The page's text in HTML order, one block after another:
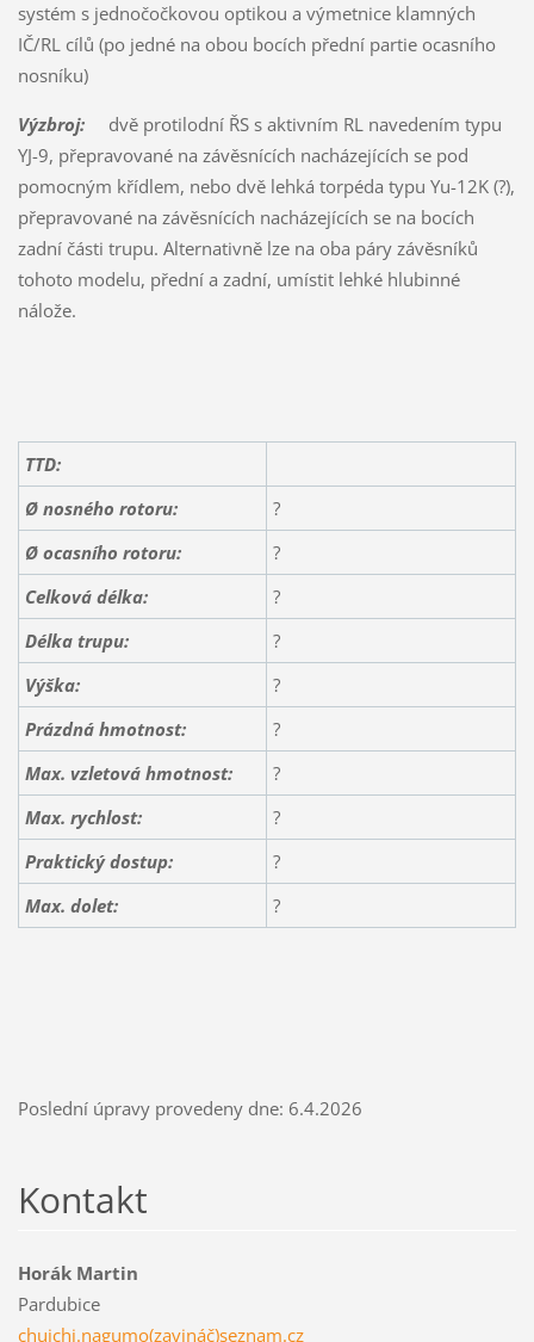
systém s jednočočkovou optikou a výmetnice klamných
IČ/RL cílů (po jedné na obou bocích přední partie ocasního
nosníku)
Výzbroj:dvě protilodní ŘS s aktivním RL navedením typu
YJ-9, přepravované na závěsnících nacházejících se pod
pomocným křídlem, nebo dvě lehká torpéda typu Yu-12K (?),
přepravované na závěsnících nacházejících se na bocích
zadní části trupu. Alternativně lze na oba páry závěsníků
tohoto modelu, přední a zadní, umístit lehké hlubinné
nálože.
TTD:
Ø nosného rotoru:
?
Ø ocasního rotoru:
?
Celková délka:
?
Délka trupu:
?
Výška:
?
Prázdná hmotnost:
?
Max. vzletová hmotnost:
?
Max. rychlost:
?
Praktický dostup:
?
Max. dolet:
?
Poslední úpravy provedeny dne: 6.4.2026
Kontakt
Horák Martin
Pardubice
chuichi.nagumo(zavináč)seznam.cz